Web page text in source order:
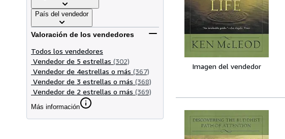
País del vendedor
Valoración de los vendedores
Todos los vendedores
Vendedor de 5 estrellas (302)
Vendedor de 4estrellas o más (367)
Vendedor de 3 estrellas o más (368)
Vendedor de 2 estrellas o más (369)
Más información
Imagen del vendedor